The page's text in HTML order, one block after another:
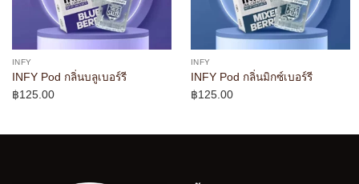
INFY
INFY Pod กลิ่นบลูเบอร์รี
฿125.00
INFY
INFY Pod กลิ่นมิกซ์เบอร์รี
฿125.00